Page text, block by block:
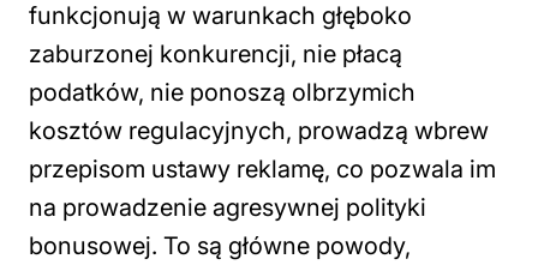
funkcjonują w warunkach głęboko
zaburzonej konkurencji, nie płacą
podatków, nie ponoszą olbrzymich
kosztów regulacyjnych, prowadzą wbrew
przepisom ustawy reklamę, co pozwala im
na prowadzenie agresywnej polityki
bonusowej. To są główne powody,